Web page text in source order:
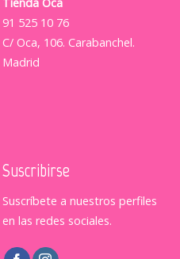
Tienda Oca
91 525 10 76
C/ Oca, 106. Carabanchel.
Madrid
Suscribirse
Suscríbete a nuestros perfiles
en las redes sociales.